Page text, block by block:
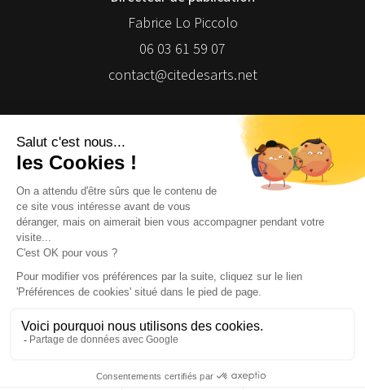
Fabrice Lo Piccolo
06 03 61 59 07
contact@citedesarts.net
© 2026 | Cité des Arts | Tous droits réservés
Réalisation Isomorph